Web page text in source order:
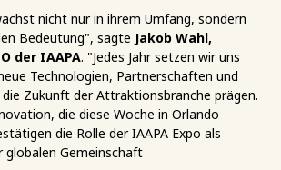
nicht nur in ihrem Umfang, sondern
Bedeutung", sagte Jakob Wahl,
der IAAPA. "Jedes Jahr setzen wir uns
Technologien, Partnerschaften und
Zukunft der Attraktionsbranche prägen.
die diese Woche in Orlando
die Rolle der IAAPA Expo als
globalen Gemeinschaft